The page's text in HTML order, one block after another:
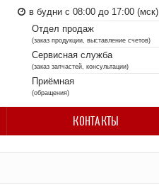
в будни с 08:00 до 17:00 (мск)
Отдел продаж
(заказ продукции, выставление счетов)
Сервисная служба
(заказ запчастей, консультации)
Приёмная
(обращения)
КОНТАКТЫ